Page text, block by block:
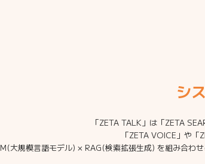
シ
「ZETA TALK」は「ZETA
「ZETA VOICE」や「
大規模言語モデル) × RAG(検索拡張生成) を組み合わ